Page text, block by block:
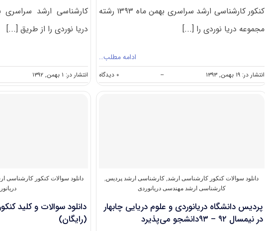
کنکور کارشناسی ارشد سراسری بهمن ماه ۱۳۹۳ رشته
مجموعه دریا نوردی را [...]
ادامه مطلب…
انتشار در: ۱۹ بهمن, ۱۳۹۳ -- ۰ دیدگاه
دانلود
سوالات
دریا نوردی را از طریق [...]
انتشار در: ۱ بهمن, ۱۳۹۲
دانلود سوالات کنکور کارشناسی ارشد, کارشناسی ارشد پردیس,
کارشناسی ارشد مهندسی دریانوردی
پردیس دانشگاه دریانوردی و علوم دریایی چابهار
در نیمسال ۹۲ – ۹۳دانشجو می‌پذیرد
دانلود سوالات کنکور کارشناسی
(رایگان)